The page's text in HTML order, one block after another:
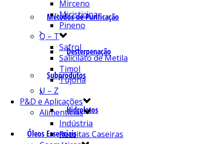
Métodos de Purificação
Desterpenação
Subprodutos
Hidrolatos
Óleos Essenciais
Mirceno
Miristicina
Pineno
Q – T
Safrol
Salicilato de Metila
Timol
Tujona
U – Z
P&D e Aplicações
Alimentícias
Indústria
Receitas Caseiras